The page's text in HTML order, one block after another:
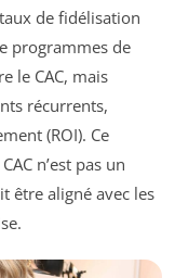
de fidélisation
programmes de
le CAC, mais
récurrents,
(ROI). Ce
n’est pas un
être aligné avec les